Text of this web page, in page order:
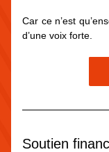
Car ce n’est
d’une voix forte.
Soutien